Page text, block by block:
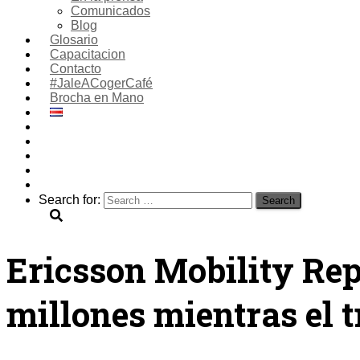
Comunicados
Blog
Glosario
Capacitacion
Contacto
#JaleACogerCafé
Brocha en Mano
Search for:
Ericsson Mobility
millones mientras el